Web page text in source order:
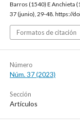
Barros (1540) E Anchieta
37 (junio), 29-48. https://
Formatos de citación
Número
Núm. 37 (2023)
Sección
Artículos